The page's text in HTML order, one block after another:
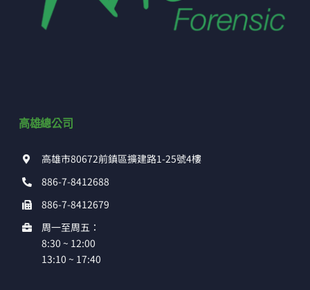
高雄總公司
高雄市80672前鎮區擴建路1-25號4樓
886-7-8412688
886-7-8412679
周一至周五：
8:30 ~ 12:00
13:10 ~ 17:40